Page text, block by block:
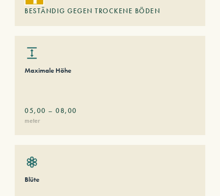
BESTÄNDIG GEGEN TROCKENE BÖDEN
Maximale Höhe
05,00 – 08,00
meter
Blüte